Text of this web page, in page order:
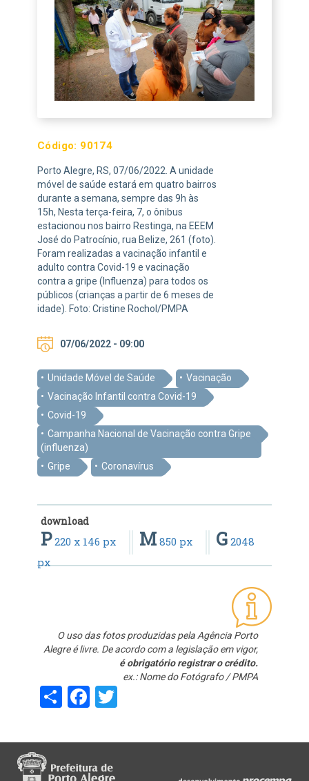
Código: 90174
Porto Alegre, RS, 07/06/2022. A unidade
móvel de saúde estará em quatro bairros
durante a semana, sempre das 9h às
15h, Nesta terça-feira, 7, o ônibus
estacionou nos bairro Restinga, na EEEM
José do Patrocínio, rua Belize, 261 (foto).
Foram realizadas a vacinação infantil e
adulto contra Covid-19 e vacinação
contra a gripe (Influenza) para todos os
públicos (crianças a partir de 6 meses de
idade). Foto: Cristine Rochol/PMPA
07/06/2022 - 09:00
Unidade Móvel de Saúde
Vacinação
Vacinação Infantil contra Covid-19
Covid-19
Campanha Nacional de Vacinação contra Gripe
(influenza)
Gripe
Coronavírus
download
P220 x 146 px M 850 px G 2048
px
O uso das fotos produzidas pela Agência Porto
Alegre é livre. De acordo com a legislação em vigor,
é obrigatório registrar o crédito.
ex.: Nome do Fotógrafo / PMPA
ShareFacebook